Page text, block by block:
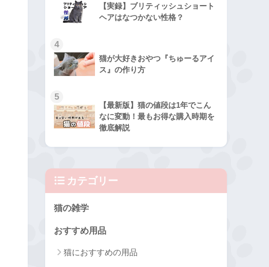
【実録】ブリティッシュショート
ヘアはなつかない性格？
4
猫が大好きおやつ『ちゅーるアイ
ス』の作り方
5
【最新版】猫の値段は1年でこん
なに変動！最もお得な購入時期を
徹底解説
カテゴリー
猫の雑学
おすすめ用品
猫におすすめの用品